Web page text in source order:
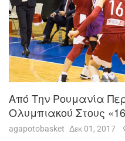
Από Την Ρουμανία
Ολυμπιακού Στους
agapotobasket Δεκ 01, 2017